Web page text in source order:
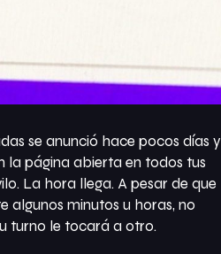
se anunció hace pocos días y
la página abierta en todos tus
La hora llega. A pesar de que
algunos minutos u horas, no
turno le tocará a otro.